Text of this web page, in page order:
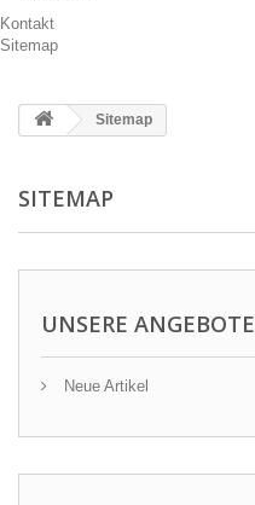
Kontakt
Sitemap
Sitemap
SITEMAP
UNSERE ANGEBOTE
Neue Artikel